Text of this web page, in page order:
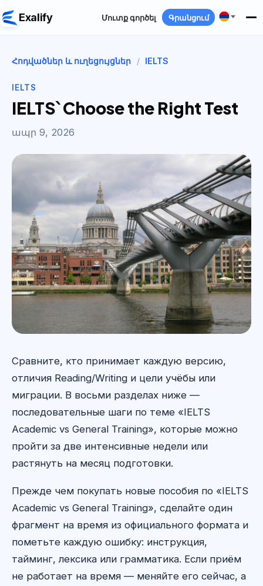
Exalify Մուտք գործել Գրանցում
Հոդվածներ և ուղեցույցներ / IELTS
IELTS
IELTS՝ Choose the Right Test
ապր 9, 2026
Сравните, кто принимает каждую версию,
отличия Reading/Writing и цели учёбы или
миграции. В восьми разделах ниже —
последовательные шаги по теме «IELTS
Academic vs General Training», которые можно
пройти за две интенсивные недели или
растянуть на месяц подготовки.
Прежде чем покупать новые пособия по «IELTS
Academic vs General Training», сделайте один
фрагмент на время из официального формата и
пометьте каждую ошибку: инструкция,
тайминг, лексика или грамматика. Если приём
не работает на время — меняйте его сейчас, а